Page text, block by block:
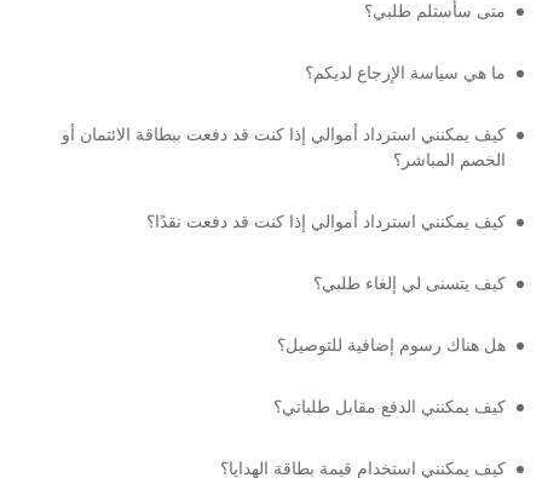
متى سأستلم طلبي؟
ما هي سياسة الإرجاع لديكم؟
كيف يمكنني استرداد أموالي إذا كنت قد دفعت ببطاقة الائتمان أو
الخصم المباشر؟
كيف يمكنني استرداد أموالي إذا كنت قد دفعت نقدًا؟
كيف يتسنى لي إلغاء طلبي؟
هل هناك رسوم إضافية للتوصيل؟
كيف يمكنني الدفع مقابل طلباتي؟
كيف يمكنني استخدام قيمة بطاقة الهدايا؟